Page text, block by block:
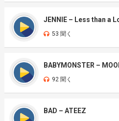
JENNIE – Less than a
53 聞く
BABYMONSTER –
92 聞く
BAD – ATEEZ